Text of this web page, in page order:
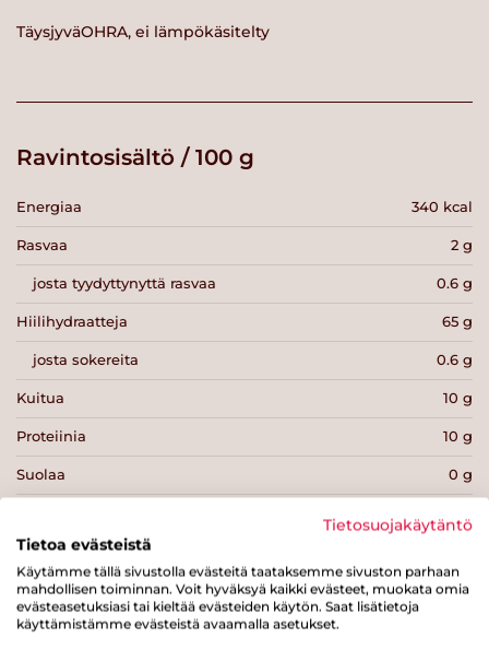
TäysjyväOHRA, ei lämpökäsitelty
Ravintosisältö / 100 g
Energiaa 340 kcal
Rasvaa 2 g
josta tyydyttynyttä rasvaa 0.6 g
Hiilihydraatteja 65 g
josta sokereita 0.6 g
Kuitua 10 g
Proteiinia 10 g
Suolaa 0 g
Tulosta sivu Jaa tuote
Tietosuojakäytäntö
Tietoa evästeistä
Käytämme tällä sivustolla evästeitä taataksemme sivuston parhaan
mahdollisen toiminnan. Voit hyväksyä kaikki evästeet, muokata omia
evästeasetuksiasi tai kieltää evästeiden käytön. Saat lisätietoja
käyttämistämme evästeistä avaamalla asetukset.